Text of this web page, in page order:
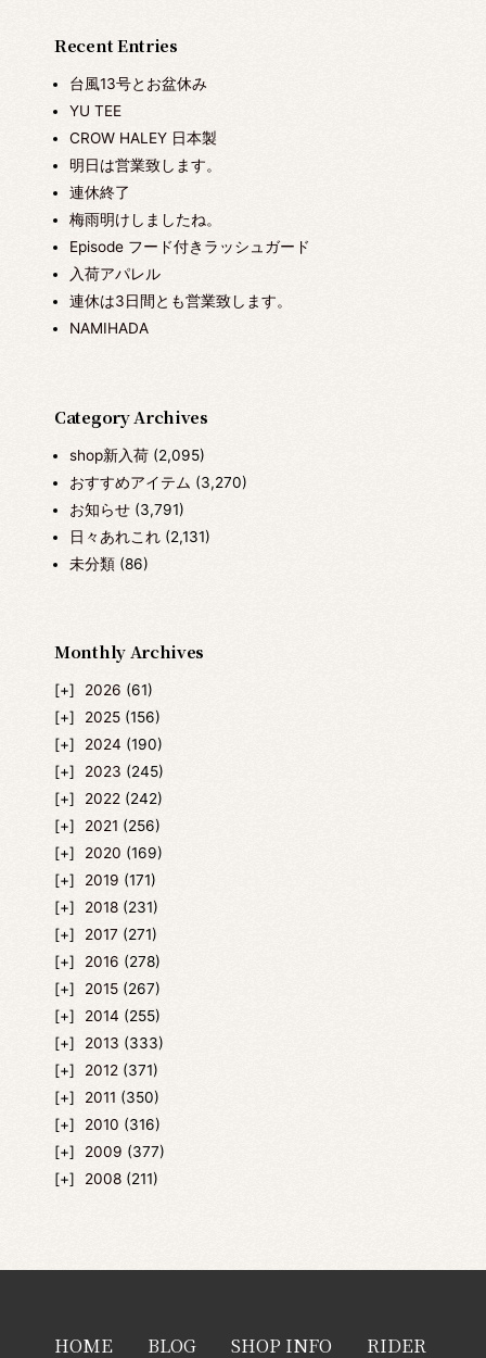
Recent Entries
台風13号とお盆休み
YU TEE
CROW HALEY 日本製
明日は営業致します。
連休終了
梅雨明けしましたね。
Episode フード付きラッシュガード
入荷アパレル
連休は3日間とも営業致します。
NAMIHADA
Category Archives
shop新入荷(2,095)
おすすめアイテム (3,270)
お知らせ(3,791)
日々あれこれ(2,131)
未分類(86)
Monthly Archives
2026 (61)
2025 (156)
2024 (190)
2023 (245)
2022 (242)
2021 (256)
2020 (169)
2019 (171)
2018 (231)
2017 (271)
2016 (278)
2015 (267)
2014 (255)
2013 (333)
2012 (371)
2011 (350)
2010 (316)
2009 (377)
2008 (211)
HOME BLOG SHOP INFO RIDER